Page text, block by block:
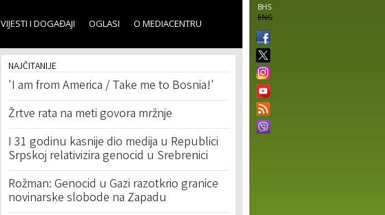
BHS
ENG
VIJESTI I DOGAĐAJI OGLASI O MEDIACENTRU
NAJČITANIJE
'I am from America / Take me to Bosnia!'
Žrtve rata na meti govora mržnje
I 31 godinu kasnije dio medija u Republici
Srpskoj relativizira genocid u Srebrenici
Rožman: Genocid u Gazi razotkrio granice
novinarske slobode na Zapadu